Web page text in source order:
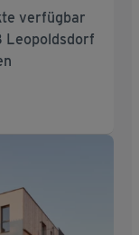
verfügbar
Leopoldsdorf